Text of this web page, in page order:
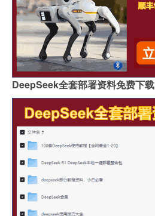
DeepSeek全套部署资料免费下载